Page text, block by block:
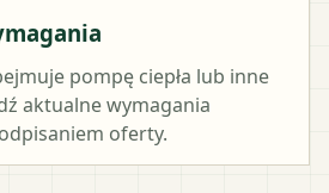
pompę ciepła lub inne
aktualne wymagania
oferty.